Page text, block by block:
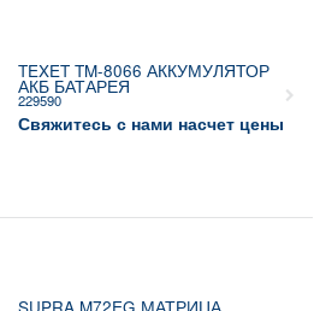
TEXET TM-8066 АККУМУЛЯТОР
АКБ БАТАРЕЯ
229590
Свяжитесь с нами насчет цены